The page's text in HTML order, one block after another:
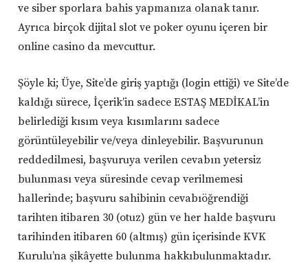
ve siber sporlara bahis yapmanıza olanak tanır.
Ayrıca birçok dijital slot ve poker oyunu içeren bir
online casino da mevcuttur.
Şöyle ki; Üye, Site’de giriş yaptığı (login ettiği) ve Site’de
kaldığı sürece, İçerik’in sadece ESTAŞ MEDİKAL’in
belirlediği kısım veya kısımlarını sadece
görüntüleyebilir ve/veya dinleyebilir. Başvurunun
reddedilmesi, başvuruya verilen cevabın yetersiz
bulunması veya süresinde cevap verilmemesi
hallerinde; başvuru sahibinin cevabıöğrendiği
tarihten itibaren 30 (otuz) gün ve her halde başvuru
tarihinden itibaren 60 (altmış) gün içerisinde KVK
Kurulu’na şikâyette bulunma hakkıbulunmaktadır.